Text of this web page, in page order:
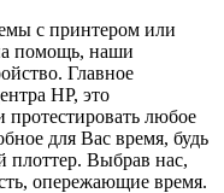
с принтером или
помощь, наши
Главное
HP, это
протестировать любое
для Вас время, будь
плоттер. Выбрав нас,
опережающие время.